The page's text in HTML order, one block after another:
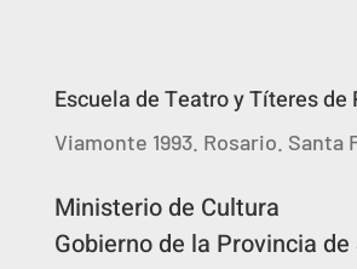
Escuela de Teatro y Títeres de
Viamonte 1993. Rosario. Santa
Ministerio de Cultura
Gobierno de la Provincia de